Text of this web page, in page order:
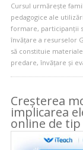
Cursul urmărește
pedagogice ale
formare, participanții
învățare a resurselor
să constituie
predare, învățare și
Creșterea
implicarea
online de